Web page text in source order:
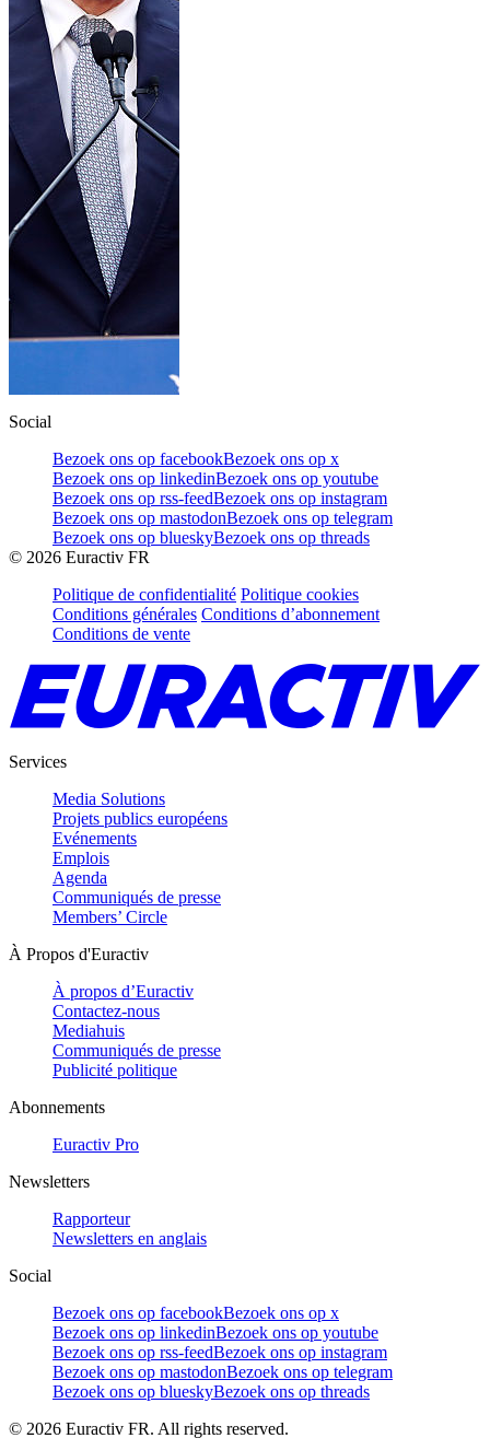
Social
Bezoek ons op facebookBezoek ons op x
Bezoek ons op linkedinBezoek ons op youtube
Bezoek ons op rss-feedBezoek ons op instagram
Bezoek ons op mastodonBezoek ons op telegram
Bezoek ons op blueskyBezoek ons op threads
© 2026 Euractiv FR
Politique de confidentialité Politique cookies
Conditions générales Conditions d’abonnement
Conditions de vente
Services
Media Solutions
Projets publics européens
Evénements
Emplois
Agenda
Communiqués de presse
Members’ Circle
À Propos d'Euractiv
À propos d’Euractiv
Contactez-nous
Mediahuis
Communiqués de presse
Publicité politique
Abonnements
Euractiv Pro
Newsletters
Rapporteur
Newsletters en anglais
Social
Bezoek ons op facebookBezoek ons op x
Bezoek ons op linkedinBezoek ons op youtube
Bezoek ons op rss-feedBezoek ons op instagram
Bezoek ons op mastodonBezoek ons op telegram
Bezoek ons op blueskyBezoek ons op threads
© 2026 Euractiv FR. All rights reserved.